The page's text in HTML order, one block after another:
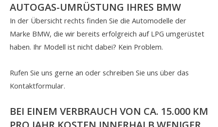
AUTOGAS-UMRÜSTUNG IHRES BMW
In der Übersicht rechts finden Sie die Automodelle der
Marke BMW, die wir bereits erfolgreich auf LPG umgerüstet
haben. Ihr Modell ist nicht dabei? Kein Problem.
Rufen Sie uns gerne an oder schreiben Sie uns über das
Kontaktformular.
BEI EINEM VERBRAUCH VON CA. 15.000 KM